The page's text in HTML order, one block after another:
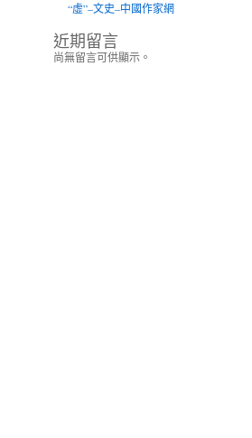
“虛”–文史–中國作家網
近期留言
尚無留言可供顯示。